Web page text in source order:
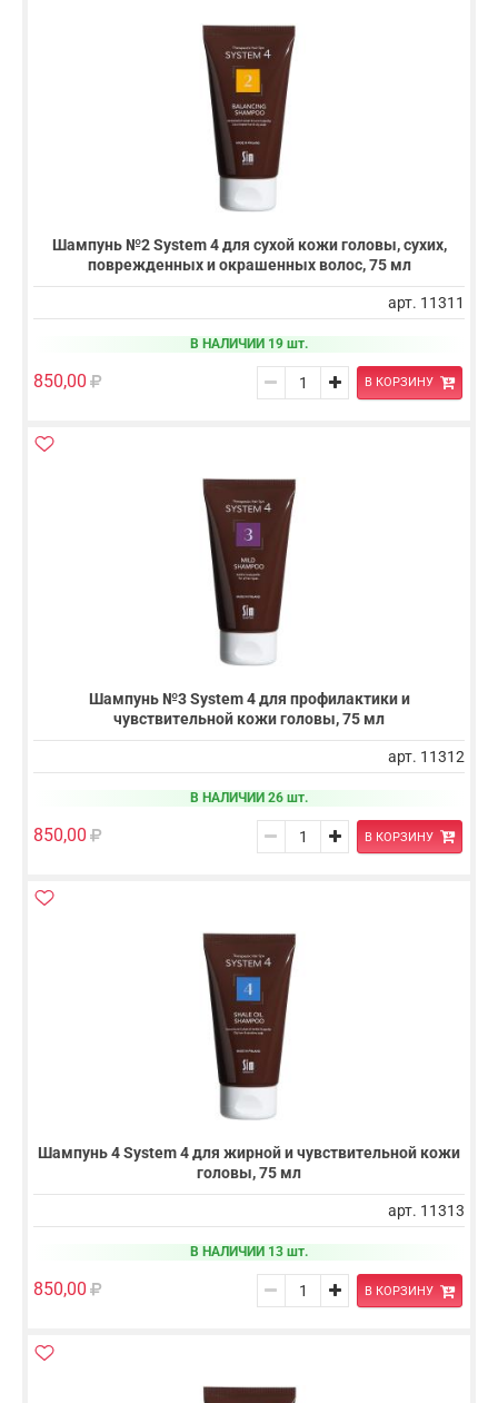
Шампунь №2 System 4 для сухой кожи головы, сухих,
поврежденных и окрашенных волос, 75 мл
арт. 11311
В НАЛИЧИИ 19 шт.
850,00 В КОРЗИНУ
Шампунь №3 System 4 для профилактики и
чувствительной кожи головы, 75 мл
арт. 11312
В НАЛИЧИИ 26 шт.
850,00 В КОРЗИНУ
Шампунь 4 System 4 для жирной и чувствительной кожи
головы, 75 мл
арт. 11313
В НАЛИЧИИ 13 шт.
850,00 В КОРЗИНУ